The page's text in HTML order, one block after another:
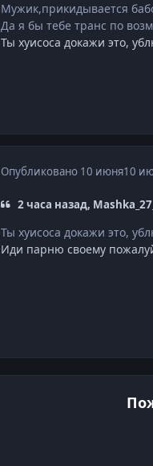
Мужик,прикидывается
Да я бы тебе транс по
Ты хуисоса докажи это,
Опубликовано 10 июня10
2 часа назад,
Ты хуисоса докажи это,
Иди парню своему